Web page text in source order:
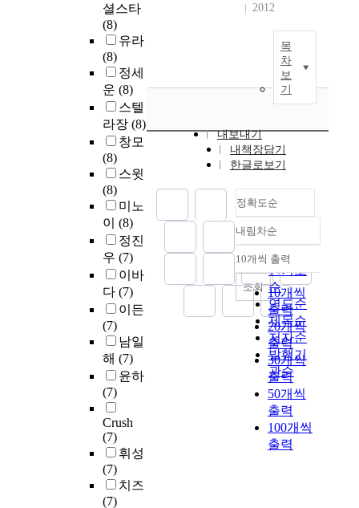
셜스타
(8)
유라
(8)
정세
운 (8)
스텔
라장 (8)
창모
(8)
스윗
(8)
미노
이 (8)
정진
우 (7)
이바
다 (7)
이든
(7)
남일
해 (7)
윤하
(7)
Crush
(7)
휘성
(7)
치즈
(7)
2012
목
차
보
기
내보내기
내책장담기
한글로보기
정확도순
정확도
순
인기도
순
연도순
제목순
저자순
발행기
관순
내림차순
내림차순
10개씩 출력
10개씩
출력
20개씩
출력
30개씩
출력
50개씩
출력
100개씩
출력
조회